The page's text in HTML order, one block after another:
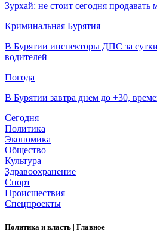
Зурхай: не стоит сегодня продавать
Криминальная Бурятия
В Бурятии инспекторы ДПС за
водителей
Погода
В Бурятии завтра днем до +30,
Сегодня
Политика
Экономика
Общество
Культура
Здравоохранение
Спорт
Происшествия
Спецпроекты
Политика и власть | Главное